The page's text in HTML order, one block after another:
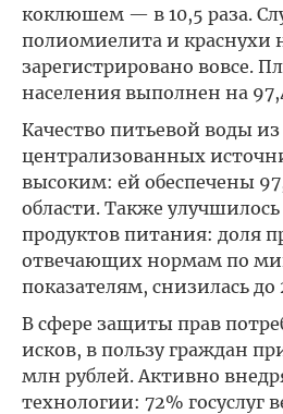
коклюшем — в 10,5 раза.
полиомиелита и краснухи
зарегистрировано вовсе.
населения выполнен на
Качество питьевой воды из
централизованных
высоким: ей обеспечены
области. Также улучшилось
продуктов питания: доля
отвечающих нормам по
показателям, снизилась до
В сфере защиты прав
исков, в пользу граждан
млн рублей. Активно
технологии: 72% госуслуг